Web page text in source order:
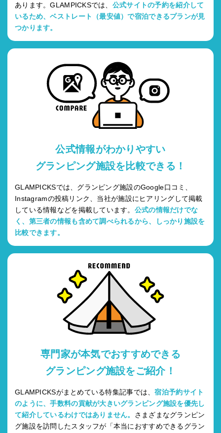
あります。GLAMPICKSでは、 公式サイトの予約を紹介して
いるため、ベストレート（最安値）で宿泊できるプランが見
つかります。
公式情報がわかりやすい
グランピング施設を比較できる！
GLAMPICKSでは、グランピング施設のGoogle口コミ、
Instagramの投稿リンク、当社が施設にヒアリングして掲載
している情報などを掲載しています。 公式の情報だけでな
く、第三者の情報も含めて調べられるから、しっかり施設を
比較できます。
専門家が本気でおすすめできる
グランピング施設をご紹介！
GLAMPICKSがまとめている特集記事では、宿泊予約サイト
のように、手数料の貢献が大きいグランピング施設を優先し
て紹介しているわけではありません。 さまざまなグランピン
グ施設を訪問したスタッフが「本当におすすめできるグラン